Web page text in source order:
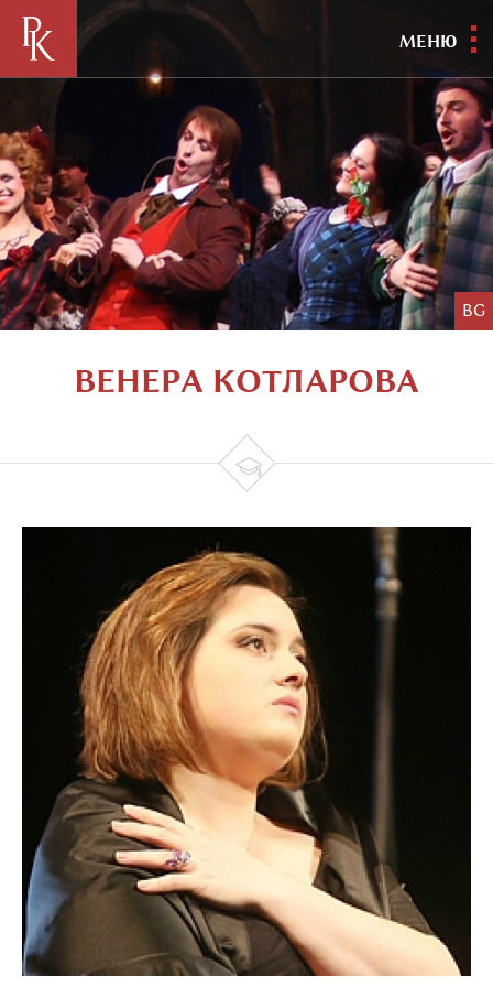
МЕНЮ
BG
ВЕНЕРА КОТЛАРОВА
